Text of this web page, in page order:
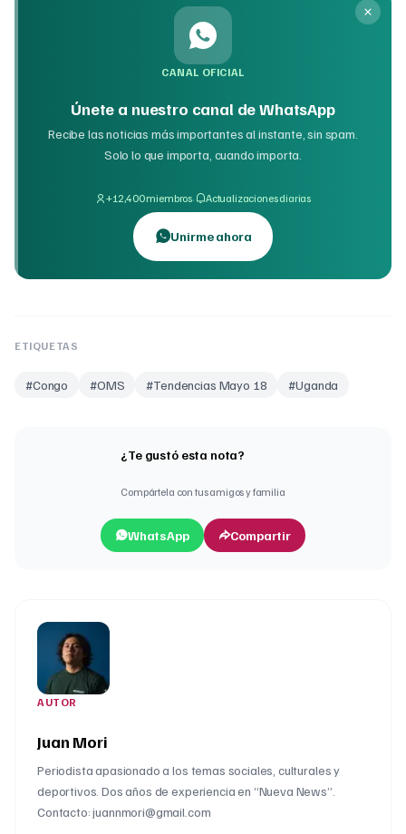
CANAL OFICIAL
Únete a nuestro canal de WhatsApp
Recibe las noticias más importantes al instante, sin spam.
Solo lo que importa, cuando importa.
+12,400 miembros· Actualizaciones diarias
Unirme ahora
ETIQUETAS
#Congo #OMS #Tendencias Mayo 18 #Uganda
¿Te gustó esta nota?
Compártela con tus amigos y familia
WhatsApp Compartir
AUTOR
Juan Mori
Periodista apasionado a los temas sociales, culturales y
deportivos. Dos años de experiencia en “Nueva News”.
Contacto: juannmori@gmail.com